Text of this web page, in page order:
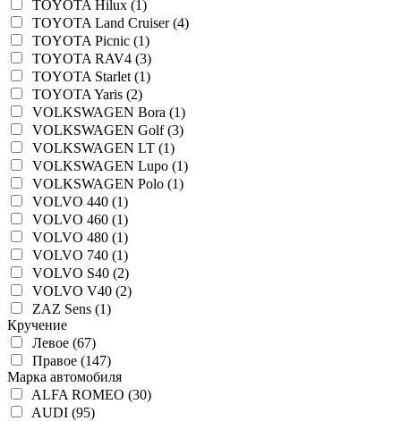
TOYOTA Hilux (1)
TOYOTA Land Cruiser (4)
TOYOTA Picnic (1)
TOYOTA RAV4 (3)
TOYOTA Starlet (1)
TOYOTA Yaris (2)
VOLKSWAGEN Bora (1)
VOLKSWAGEN Golf (3)
VOLKSWAGEN LT (1)
VOLKSWAGEN Lupo (1)
VOLKSWAGEN Polo (1)
VOLVO 440 (1)
VOLVO 460 (1)
VOLVO 480 (1)
VOLVO 740 (1)
VOLVO S40 (2)
VOLVO V40 (2)
ZAZ Sens (1)
Кручение
Левое (67)
Правое (147)
Марка автомобиля
ALFA ROMEO (30)
AUDI (95)